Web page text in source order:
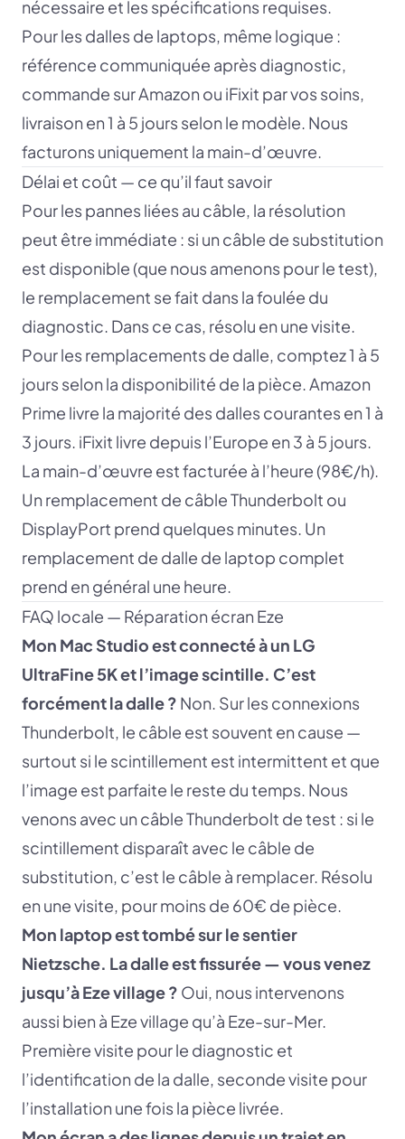
nécessaire et les spécifications requises.
Pour les dalles de laptops, même logique :
référence communiquée après diagnostic,
commande sur Amazon ou iFixit par vos soins,
livraison en 1 à 5 jours selon le modèle. Nous
facturons uniquement la main-d’œuvre.
Délai et coût — ce qu’il faut savoir
Pour les pannes liées au câble, la résolution
peut être immédiate : si un câble de substitution
est disponible (que nous amenons pour le test),
le remplacement se fait dans la foulée du
diagnostic. Dans ce cas, résolu en une visite.
Pour les remplacements de dalle, comptez 1 à 5
jours selon la disponibilité de la pièce. Amazon
Prime livre la majorité des dalles courantes en 1 à
3 jours. iFixit livre depuis l’Europe en 3 à 5 jours.
La main-d’œuvre est facturée à l’heure (98€/h).
Un remplacement de câble Thunderbolt ou
DisplayPort prend quelques minutes. Un
remplacement de dalle de laptop complet
prend en général une heure.
FAQ locale — Réparation écran Eze
Mon Mac Studio est connecté à un LG
UltraFine 5K et l’image scintille. C’est
forcément la dalle ? Non. Sur les connexions
Thunderbolt, le câble est souvent en cause —
surtout si le scintillement est intermittent et que
l’image est parfaite le reste du temps. Nous
venons avec un câble Thunderbolt de test : si le
scintillement disparaît avec le câble de
substitution, c’est le câble à remplacer. Résolu
en une visite, pour moins de 60€ de pièce.
Mon laptop est tombé sur le sentier
Nietzsche. La dalle est fissurée — vous venez
jusqu’à Eze village ? Oui, nous intervenons
aussi bien à Eze village qu’à Eze-sur-Mer.
Première visite pour le diagnostic et
l’identification de la dalle, seconde visite pour
l’installation une fois la pièce livrée.